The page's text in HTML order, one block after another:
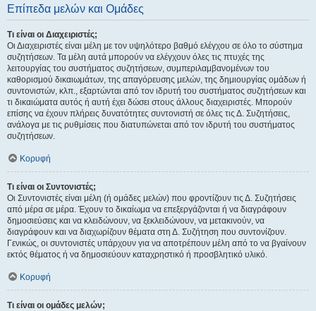
Επίπεδα μελών και Ομάδες
Τι είναι οι Διαχειριστές;
Οι Διαχειριστές είναι μέλη με τον υψηλότερο βαθμό ελέγχου σε όλο το σύστημα
συζητήσεων. Τα μέλη αυτά μπορούν να ελέγχουν όλες τις πτυχές της
λειτουργίας του συστήματος συζητήσεων, συμπεριλαμβανομένων του
καθορισμού δικαιωμάτων, της απαγόρευσης μελών, της δημιουργίας ομάδων ή
συντονιστών, κλπ., εξαρτώνται από τον ιδρυτή του συστήματος συζητήσεων και
τι δικαιώματα αυτός ή αυτή έχει δώσει στους άλλους διαχειριστές. Μπορούν
επίσης να έχουν πλήρεις δυνατότητες συντονιστή σε όλες τις Δ. Συζητήσεις,
ανάλογα με τις ρυθμίσεις που διατυπώνεται από τον ιδρυτή του συστήματος
συζητήσεων.
Κορυφή
Τι είναι οι Συντονιστές;
Οι Συντονιστές είναι μέλη (ή ομάδες μελών) που φροντίζουν τις Δ. Συζητήσεις
από μέρα σε μέρα. Έχουν το δικαίωμα να επεξεργάζονται ή να διαγράφουν
δημοσιεύσεις και να κλειδώνουν, να ξεκλειδώνουν, να μετακινούν, να
διαγράφουν και να διαχωρίζουν θέματα στη Δ. Συζήτηση που συντονίζουν.
Γενικώς, οι συντονιστές υπάρχουν για να αποτρέπουν μέλη από το να βγαίνουν
εκτός θέματος ή να δημοσιεύουν καταχρηστικό ή προσβλητικό υλικό.
Κορυφή
Τι είναι οι ομάδες μελών;